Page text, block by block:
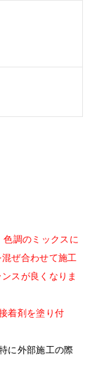
色調のミックスに
ぜ合わせて施工
スが良くなりま
着剤を塗り付
に外部施工の際